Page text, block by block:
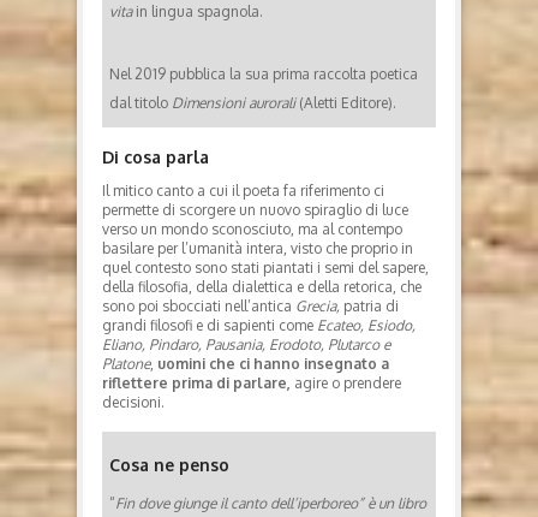
vitain lingua spagnola.
Nel 2019 pubblica la sua prima raccolta poetica
dal titolo Dimensioni aurorali(Aletti Editore).
Di cosa parla
Il mitico canto a cui il poeta fa riferimento ci
permette di scorgere un nuovo spiraglio di luce
verso un mondo sconosciuto, ma al contempo
basilare per l’umanità intera, visto che proprio in
quel contesto sono stati piantati i semi del sapere,
della filosofia, della dialettica e della retorica, che
sono poi sbocciati nell’antica Grecia, patria di
grandi filosofi e di sapienti come Ecateo, Esiodo,
Eliano, Pindaro, Pausania, Erodoto, Plutarco e
Platone, uomini che ci hanno insegnato a
riflettere prima di parlare, agire o prendere
decisioni.
Cosa ne penso
“Fin dove giunge il canto dell’iperboreo” è un libro